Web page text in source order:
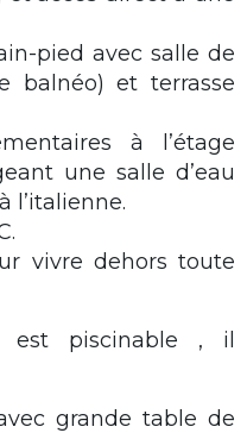
pied avec salle de
balnéo) et terrasse
à l’étage
une salle d’eau
l’italienne.
vivre dehors toute
est piscinable , il
grande table de